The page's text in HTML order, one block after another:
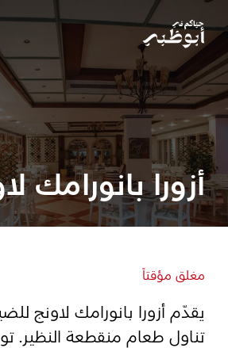
نشاطات لا تفوّتها في
دليلك لأبوظبي
فعاليات
تسجيل الدخول
أزورا بانورامك
مغلق مؤقتاً
يقدّم أزورا بانورامك لاونج
تناول طعام منقطعة النظير.